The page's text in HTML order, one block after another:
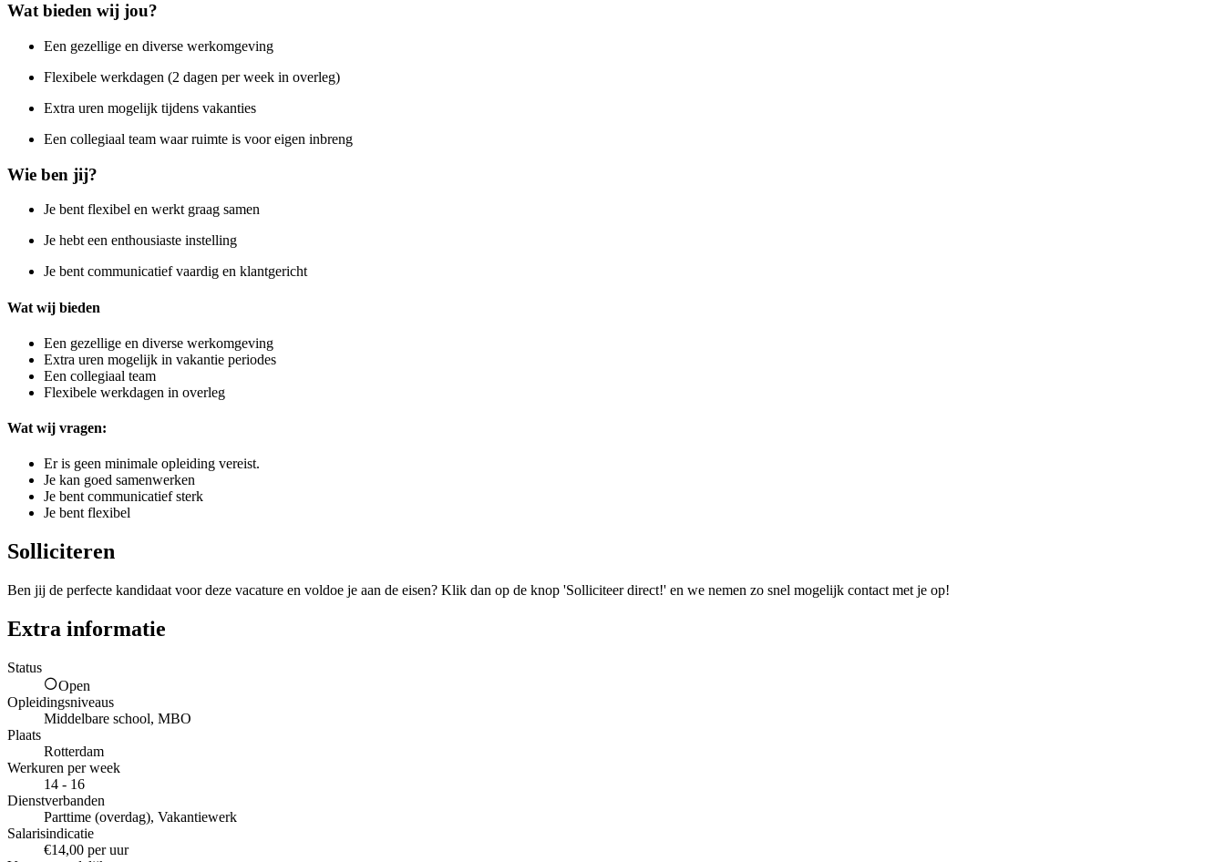
Wat bieden wij jou?
Een gezellige en diverse werkomgeving
Flexibele werkdagen (2 dagen per week in overleg)
Extra uren mogelijk tijdens vakanties
Een collegiaal team waar ruimte is voor eigen inbreng
Wie ben jij?
Je bent flexibel en werkt graag samen
Je hebt een enthousiaste instelling
Je bent communicatief vaardig en klantgericht
Wat wij bieden
Een gezellige en diverse werkomgeving
Extra uren mogelijk in vakantie periodes
Een collegiaal team
Flexibele werkdagen in overleg
Wat wij vragen:
Er is geen minimale opleiding vereist.
Je kan goed samenwerken
Je bent communicatief sterk
Je bent flexibel
Solliciteren
Ben jij de perfecte kandidaat voor deze vacature en voldoe je aan de eisen? Klik dan op de knop 'Solliciteer direct!' en we nemen zo snel mogelijk contact met je op!
Extra informatie
Status
Open
Opleidingsniveaus
Middelbare school, MBO
Plaats
Rotterdam
Werkuren per week
14 - 16
Dienstverbanden
Parttime (overdag), Vakantiewerk
Salarisindicatie
€14,00 per uur